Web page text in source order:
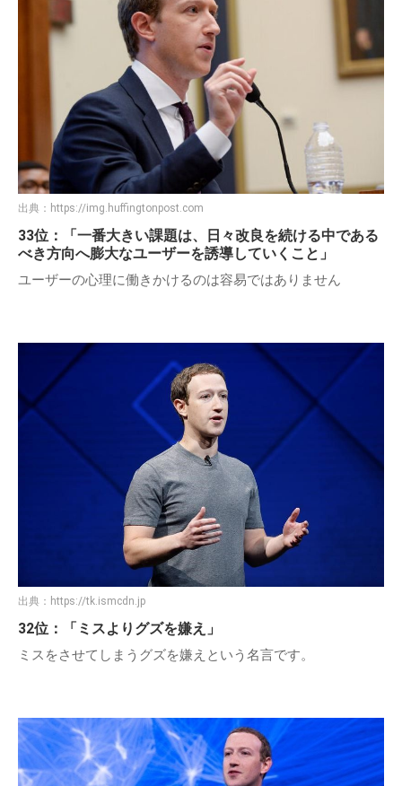
出典： https://img.huffingtonpost.com
33位：「一番大きい課題は、日々改良を続ける中である
べき方向へ膨大なユーザーを誘導していくこと」
ユーザーの心理に働きかけるのは容易ではありません
出典： https://tk.ismcdn.jp
32位：「ミスよりグズを嫌え」
ミスをさせてしまうグズを嫌えという名言です。